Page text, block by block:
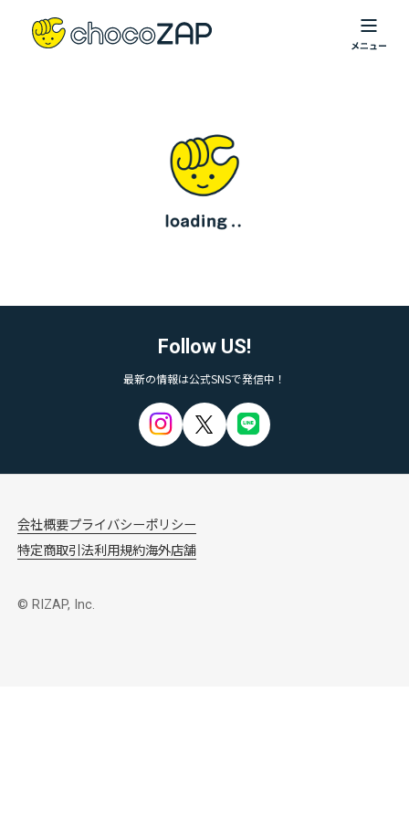
Follow US!
最新の情報は公式SNSで発信中！
会社概要プライバシーポリシー
特定商取引法利用規約海外店舗
© RIZAP, Inc.